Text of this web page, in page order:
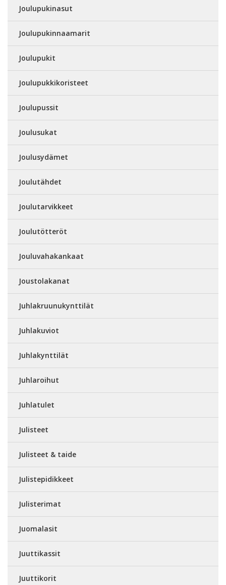
Joulupukinasut
Joulupukinnaamarit
Joulupukit
Joulupukkikoristeet
Joulupussit
Joulusukat
Joulusydämet
Joulutähdet
Joulutarvikkeet
Joulutötteröt
Jouluvahakankaat
Joustolakanat
Juhlakruunukynttilät
Juhlakuviot
Juhlakynttilät
Juhlaroihut
Juhlatulet
Julisteet
Julisteet & taide
Julistepidikkeet
Julisterimat
Juomalasit
Juuttikassit
Juuttikorit